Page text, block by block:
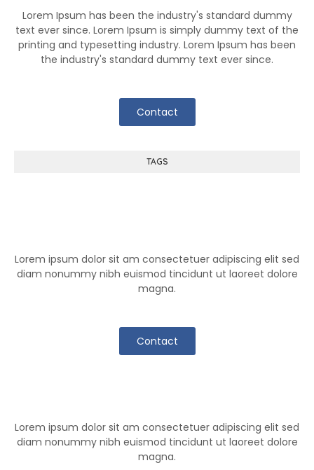
Lorem Ipsum has been the industry's standard dummy
text ever since. Lorem Ipsum is simply dummy text of the
printing and typesetting industry. Lorem Ipsum has been
the industry's standard dummy text ever since.
Contact
TAGS
Lorem ipsum dolor sit am consectetuer adipiscing elit sed
diam nonummy nibh euismod tincidunt ut laoreet dolore
magna.
Contact
Lorem ipsum dolor sit am consectetuer adipiscing elit sed
diam nonummy nibh euismod tincidunt ut laoreet dolore
magna.